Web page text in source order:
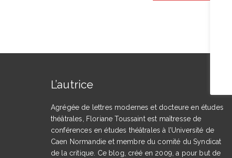
L’autrice
Agrégée de lettres modernes et docteure en études
théâtrales, Floriane Toussaint est maîtresse de
conférences en études théâtrales à l’Université de
Caen Normandie et membre du comité du Syndicat
de la critique. Ce blog, créé en 2009, a pour but de